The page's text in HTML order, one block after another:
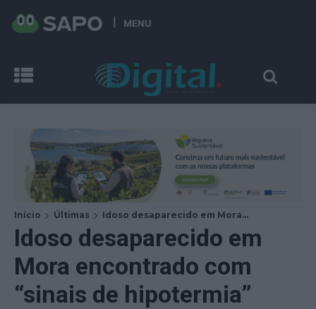
MENU
Início Últimas Idoso desaparecido em Mora...
Idoso desaparecido em
Mora encontrado com
“sinais de hipotermia”